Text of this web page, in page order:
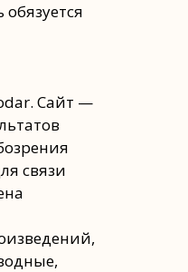
Сайт —
связи